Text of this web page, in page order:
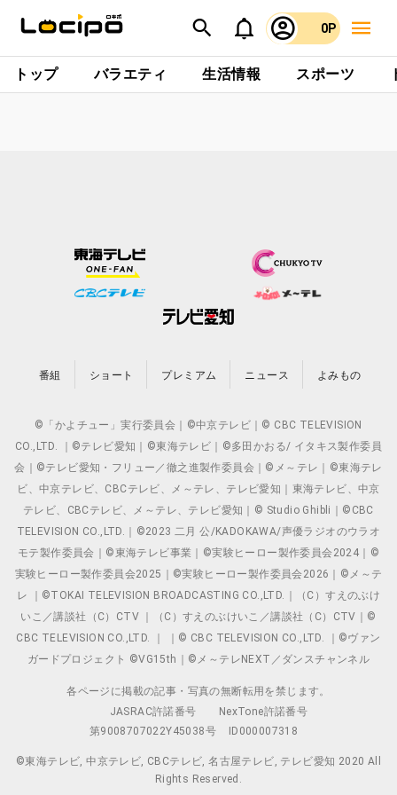
0P
トップ バラエティ 生活情報 スポーツ
番組 ショート プレミアム ニュース よみもの
©「かよチュー」実行委員会｜©中京テレビ｜© CBC TELEVISION
CO.,LTD. ｜©テレビ愛知｜©東海テレビ｜©多田かおる/ イタキス製作委員
会｜©テレビ愛知・フリュー／徹之進製作委員会｜©メ～テレ｜©東海テレ
ビ、中京テレビ、CBCテレビ、メ～テレ、テレビ愛知｜東海テレビ、中京
テレビ、CBCテレビ、メ～テレ、テレビ愛知｜© Studio Ghibli｜©CBC
TELEVISION CO.,LTD.｜©2023 二月 公/KADOKAWA/声優ラジオのウラオ
モテ製作委員会｜©東海テレビ事業｜©実験ヒーロー製作委員会2024｜©
実験ヒーロー製作委員会2025｜©実験ヒーロー製作委員会2026｜©メ～テ
レ ｜©TOKAI TELEVISION BROADCASTING CO.,LTD.｜（C）すえのぶけ
いこ／講談社（C）CTV ｜（C）すえのぶけいこ／講談社（C）CTV｜©
CBC TELEVISION CO.,LTD. ｜ ｜© CBC TELEVISION CO.,LTD. ｜©ヴァン
ガードプロジェクト ©VG15th｜©メ～テレNEXT／ダンスチャンネル
各ページに掲載の記事・写真の無断転用を禁じます。
JASRAC許諾番号
NexTone許諾番号
第9008707022Y45038号
ID000007318
©東海テレビ, 中京テレビ, CBCテレビ, 名古屋テレビ, テレビ愛知 2020 All
Rights Reserved.